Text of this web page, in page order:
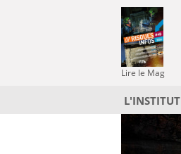
Lire le Mag
L'INSTITUT